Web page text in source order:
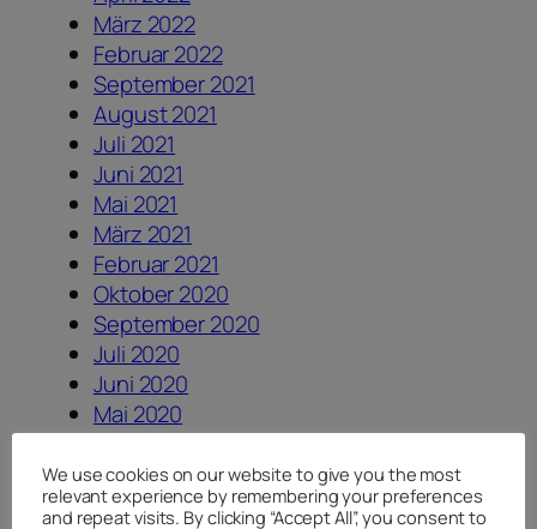
März 2022
Februar 2022
September 2021
August 2021
Juli 2021
Juni 2021
Mai 2021
März 2021
Februar 2021
Oktober 2020
September 2020
Juli 2020
Juni 2020
Mai 2020
August 2019
August 2018
We use cookies on our website to give you the most
relevant experience by remembering your preferences
and repeat visits. By clicking “Accept All”, you consent to